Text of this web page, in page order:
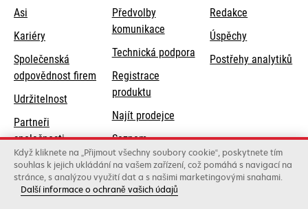
Asi
Kariéry
Společenská
odpovědnost firem opens
new
tab
Udržitelnost
Partneři
společnosti
Lexmark
Předvolby
komunikace
Technická podporaopens
Registrace
produktu
Najít prodejce
Seznam
velkoobchodníků
Redakce
Úspěchy
Postřehy analytiků
Lexmark International, Inc., společnost Xerox
Když kliknete na „Přijmout všechny soubory cookie“, poskytnete tím
souhlas k jejich ukládání na vašem zařízení, což pomáhá s navigací na
stránce, s analýzou využití dat a s našimi marketingovými snahami.
Další informace o ochraně vašich údajů